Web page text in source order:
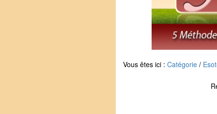
Vous êtes ici : Catégorie /